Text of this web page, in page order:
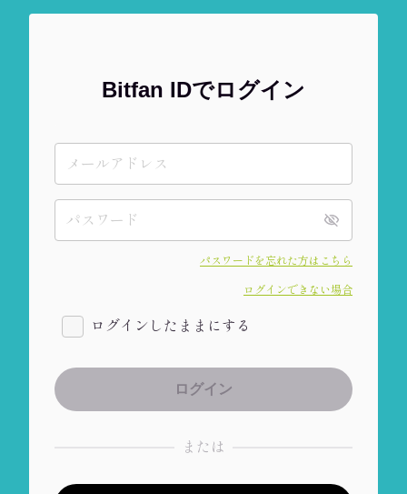
Bitfan IDでログイン
パスワードを忘れた方はこちら
ログインできない場合
ログインしたままにする
または